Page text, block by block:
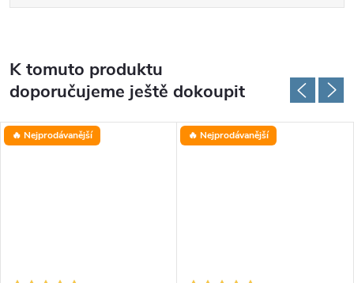
K tomuto produktu
doporučujeme ještě dokoupit
🔥 Nejprodávanější 🔥 Nejprodávanější